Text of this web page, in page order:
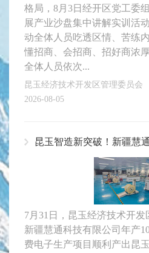
格局，8月3日经开区党工委
展产业沙盘集中讲解实训活
动全体人员吃透区情、苦练
懂招商、会招商、招好商浓
全体人员依次...
昆玉经济技术开发区管理委员会
2026-08-05
7月31日，昆玉经济技术开
新疆慧通科技有限公司年产
费电子生产项目顺利产出昆